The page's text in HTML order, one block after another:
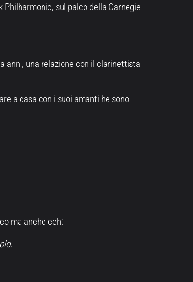
sul palco della Carnegie
anni, una relazione con il clarinettista
a casa con i suoi amanti he sono
ma anche ceh: